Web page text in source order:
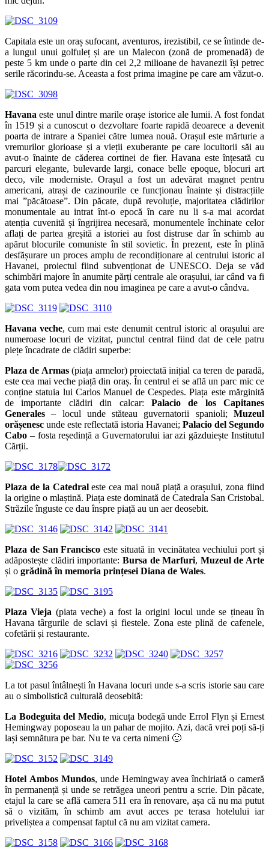
Capitala este un oraș sufocant, aventuros, irezistibil, ce se întinde de-
a lungul unui golfuleț și are un Malecon (zonă de promenadă) de
peste 5 km unde o parte din cei 2,2 milioane de havanezii își petrec
serile răcorindu-se. Aceasta a fost prima imagine pe care am văzut-o.
Havana este unul dintre marile orașe istorice ale lumii. A fost fondat
în 1519 și a cunoscut o dezvoltare foarte rapidă deoarece a devenit
poarta de intrare a Spaniei către lumea nouă. Orașul este mărturie a
vremurilor glorioase și a vieții exuberante pe care locuitorii săi au
avut-o înainte de căderea cortinei de fier. Havana este înțesată cu
parcuri elegante, bulevarde largi, conace belle epoque, blocuri art
deco, vile moderniste. Orașul a fost un adevărat magnet pentru
americani, atrași de cazinourile ce funcționau înainte și distracțiile
mai ”păcătoase”. Din păcate, după revoluție, majoritatea clădirilor
monumentale au intrat înt-o epocă în care nu li s-a mai acordat
atenția cuvenită și îngrijirea necesară, monumentele închinate celor
aflați de partea greșită a istoriei au fost distruse dar în schimb au
apărut blocurile comuniste în stil sovietic. În prezent, este în plină
desfășurare un proces amplu de recondiționare al centrului istoric al
Havanei, proiectul fiind subvenționat de UNESCO. Deja se văd
schimbări majore în anumite părți centrale ale orașului, iar când va fi
gata vom putea vedea din nou imaginea pe care a avut-o cândva.
Havana veche, cum mai este denumit centrul istoric al orașului are
numeroase locuri de vizitat, punctul central fiind dat de cele patru
piețe încadrate de clădiri superbe:
Plaza de Armas(piața armelor) proiectată inițial ca teren de paradă,
este cea mai veche piață din oraș. În centrul ei se află un parc mic ce
conține statuia lui Carlos Manuel de Cespedes. Piața este mărginită
de importante clădiri din calcar: Palacio de los Capitanes
Generales – locul unde stăteau guvernatorii spanioli; Muzeul
orășenesc unde este reflectată istoria Havanei; Palacio del Segundo
Cabo – fosta reședință a Guvernatorului iar azi găzduiește Institutul
Cărții.
Plaza de la Catedraleste cea mai nouă piață a orașului, zona fiind
la origine o mlaștină. Piața este dominată de Catedrala San Cristobal.
Străzile înguste ce dau înspre piață au un aer deosebit.
Plaza de San Francisco este situată in vecinătatea vechiului port și
adăpostește clădiri importante: Bursa de Marfuri, Muzeul de Arte
și o grădină în memoria prințesei Diana de Wales.
Plaza Vieja (piata veche) a fost la origini locul unde se țineau în
Havana târgurile de sclavi și fiestele. Zona este plină de cafenele,
cofetării și restaurante.
La tot pasul întâlnești în Havana locuri unde s-a scris istorie sau care
au o simbolistică culturală deosebită:
La Bodeguita del Medio, micuța bodegă unde Errol Flyn și Ernest
Hemingway poposeau la un pahar de mojito. Azi, dacă vrei poți să-ți
lași semnătura pe bar. Nu te va certa nimeni 🙂
Hotel Ambos Mundos, unde Hemingway avea închiriată o cameră
în permanență și unde se retrăgea uneori pentru a scrie. Din păcate,
etajul la care se află camera 511 era în renovare, așa că nu ma putut
să o vizităm, în schimb am avut acces pe terasa hotelului iar
priveliștea a compensat faptul că nu am vizitat camera.